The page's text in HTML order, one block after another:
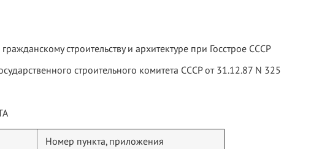
строительству и архитектуре при Госстрое СССР
строительного комитета СССР от 31.12.87 N 325
Номер пункта, приложения